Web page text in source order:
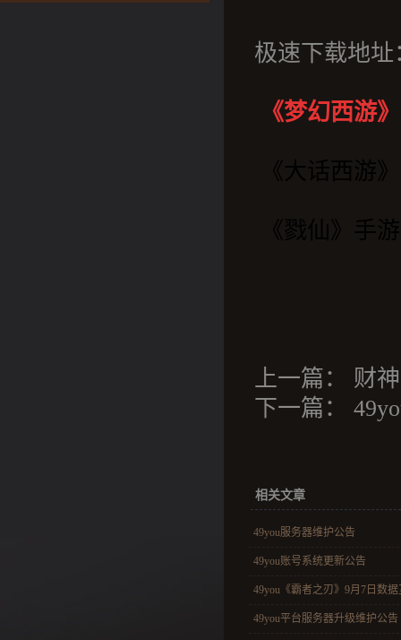
极速下载地址
《梦幻西游
上一篇：
财
下一篇：
相关文章
49you服务器维护公告
49you账号系统更新公告
49you《霸者之刃》9月7日数
49you平台服务器升级维护公告